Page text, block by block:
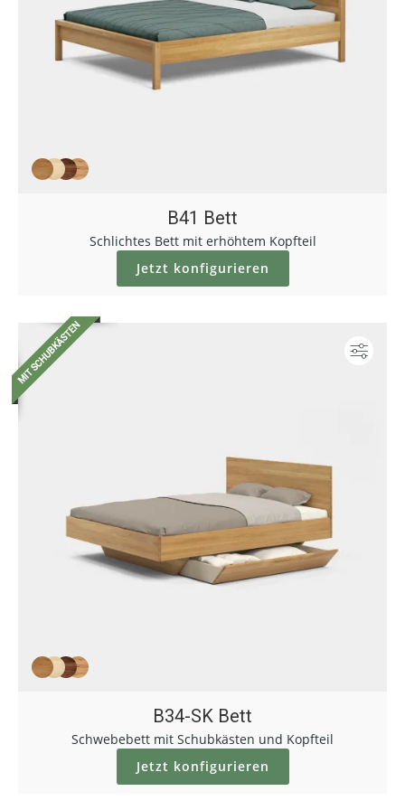
B41 Bett
Schlichtes Bett mit erhöhtem Kopfteil
Jetzt konfigurieren
B34-SK Bett
Schwebebett mit Schubkästen und Kopfteil
Jetzt konfigurieren